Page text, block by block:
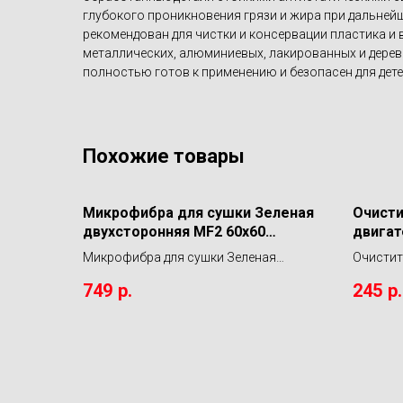
глубокого проникновения грязи и жира при
рекомендован для чистки и консервации пластика и
металлических, алюминиевых, лакированных и
полностью готов к применению и безопасен для
Похожие товары
Микрофибра для сушки Зеленая
двухсторонняя MF2 60х60
LERATON
Микрофибра для сушки Зеленая
749 р. 245 р.